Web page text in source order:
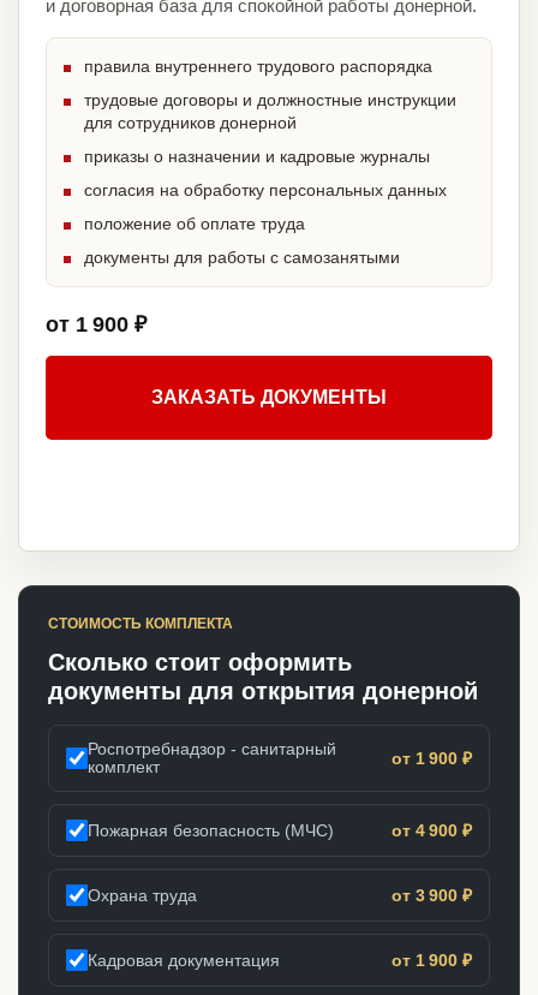
и договорная база для спокойной работы донерной.
правила внутреннего трудового распорядка
трудовые договоры и должностные инструкции
для сотрудников донерной
приказы о назначении и кадровые журналы
согласия на обработку персональных данных
положение об оплате труда
документы для работы с самозанятыми
от 1 900 ₽
ЗАКАЗАТЬ ДОКУМЕНТЫ
СТОИМОСТЬ КОМПЛЕКТА
Сколько стоит оформить
документы для открытия донерной
Роспотребнадзор - санитарный
комплект
от 1 900 ₽
Пожарная безопасность (МЧС) от 4 900 ₽
Охрана труда от 3 900 ₽
Кадровая документация от 1 900 ₽